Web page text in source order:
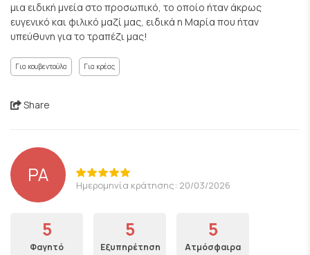
μια ειδική μνεία στο προσωπικό, το οποίο ήταν άκρως
ευγενικό και φιλικό μαζί μας, ειδικά η Μαρία που ήταν
υπεύθυνη για το τραπέζι μας!
Για κουβεντούλα Για κρέας
Share
PA Ημερομηνία κράτησης: 20/03/2026
5
Φαγητό
5
Εξυπηρέτηση
5
Ατμόσφαιρα